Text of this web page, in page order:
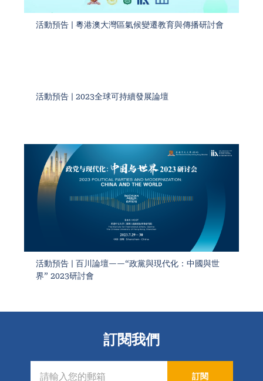
活動預告 | 粵港澳大灣區氣候變遷教育與傳播研討會
活動預告 | 2023全球可持續發展論壇
活動預告 | 百川論壇——“政黨與現代化：中國與世
界” 2023研討會
訂閱我們
訂閱